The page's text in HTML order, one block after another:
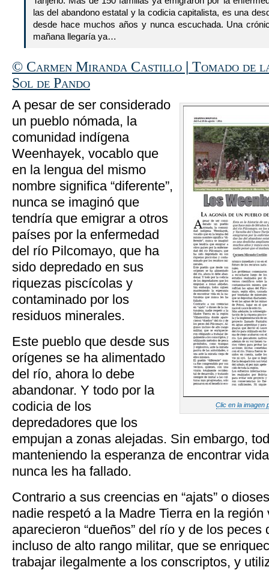
las del abandono estatal y la codicia capitalista, es una
desde hace muchos años y nunca escuchada. Una
mañana llegaría ya…
© Carmen Miranda Castillo | Tomado de
Sol de Pando
Clic en la imagen
A pesar de ser considerado
un pueblo nómada, la
comunidad indígena
Weenhayek, vocablo que
en la lengua del mismo
nombre significa “diferente”,
nunca se imaginó que
tendría que emigrar a otros
países por la enfermedad
del río Pilcomayo, que ha
sido depredado en sus
riquezas piscícolas y
contaminado por los
residuos minerales.
Este pueblo que desde sus
orígenes se ha alimentado
del río, ahora lo debe
abandonar. Y todo por la
codicia de los
depredadores que los
empujan a zonas alejadas. Sin embargo,
manteniendo la esperanza de encontrar
nunca les ha fallado.
Contrario a sus creencias en “ajats” o
nadie respetó a la Madre Tierra en la
aparecieron “dueños” del río y de los
incluso de alto rango militar, que se
trabajar ilegalmente a los conscriptos, y